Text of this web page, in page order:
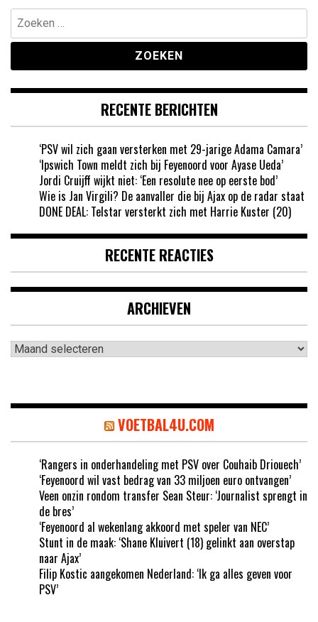
Zoeken
naar:
RECENTE BERICHTEN
‘PSV wil zich gaan versterken met 29-jarige Adama Camara’
‘Ipswich Town meldt zich bij Feyenoord voor Ayase Ueda’
Jordi Cruijff wijkt niet: ‘Een resolute nee op eerste bod’
Wie is Jan Virgili? De aanvaller die bij Ajax op de radar staat
DONE DEAL: Telstar versterkt zich met Harrie Kuster (20)
RECENTE REACTIES
ARCHIEVEN
Archieven
VOETBAL4U.COM
‘Rangers in onderhandeling met PSV over Couhaib Driouech’
‘Feyenoord wil vast bedrag van 33 miljoen euro ontvangen’
Veen onzin rondom transfer Sean Steur: ‘Journalist sprengt in
de bres’
‘Feyenoord al wekenlang akkoord met speler van NEC’
Stunt in de maak: ‘Shane Kluivert (18) gelinkt aan overstap
naar Ajax’
Filip Kostic aangekomen Nederland: ‘Ik ga alles geven voor
PSV’